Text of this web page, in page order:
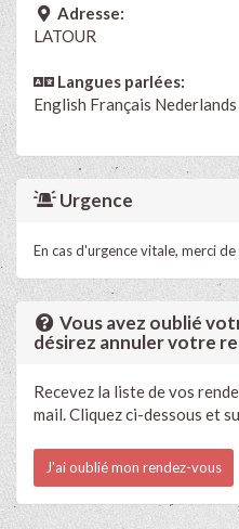
Adresse:
LATOUR
Langues parlées:
English Français Nederlands
Urgence
En cas d'urgence vitale, merci
Vous avez oublié
désirez annuler votre
Recevez la liste de vos
mail. Cliquez ci-dessous et
J'ai oublié mon rendez-vous